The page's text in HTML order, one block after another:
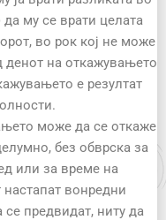
му се врати целата
во рок кој не може
денот на откажувањето
е резултат
може да се откаже
без обврска за
или за време на
вонредни
предвидат, ниту да